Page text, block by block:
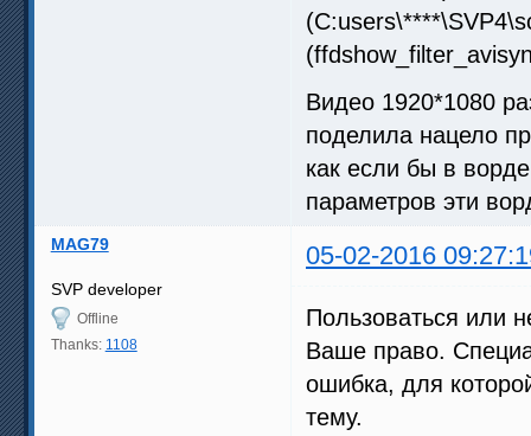
Видео 1920*1080
поделила нацело
как если бы в
параметров эти
MAG79 05-02-2016
SVP developer
Offline
Thanks: 1108
Пользоваться или
Ваше право.
ошибка, для
тему.